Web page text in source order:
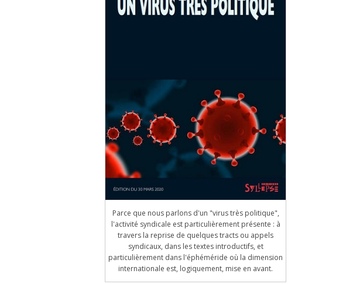
Parce que nous parlons d'un "virus très politique",
l'activité syndicale est particulièrement présente : à
travers la reprise de quelques tracts ou appels
syndicaux, dans les textes introductifs, et
particulièrement dans l'éphéméride où la dimension
internationale est, logiquement, mise en avant.